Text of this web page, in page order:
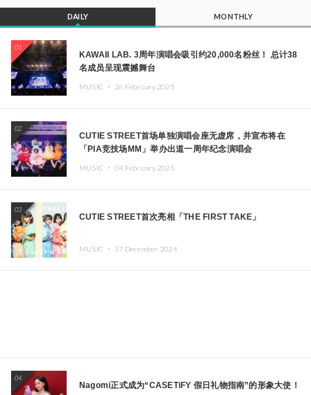
DAILY MONTHLY
01
KAWAII LAB. 3周年演唱会吸引约20,000名粉丝！ 总计38
名成员呈现震撼舞台
MUSIC ・ 26.February.2025
02
CUTIE STREET首场单独演唱会座无虚席，并宣布将在
「PIA竞技场MM」举办出道一周年纪念演唱会
MUSIC ・ 04.February.2025
03
CUTIE STREET首次亮相「THE FIRST TAKE」
MUSIC ・ 17.December.2024
04
Nagomi正式成为“CASETiFY 假日礼物指南”的形象大使！